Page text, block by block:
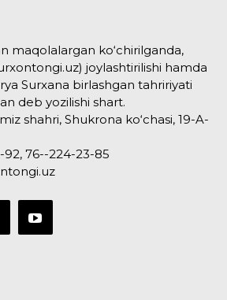
maqolalargan ko‘chirilganda,
joylashtirilishi hamda
Surxana birlashgan tahririyati
deb yozilishi shart.
shahri, Shukrona ko‘chasi, 19-A-
76--224-23-85